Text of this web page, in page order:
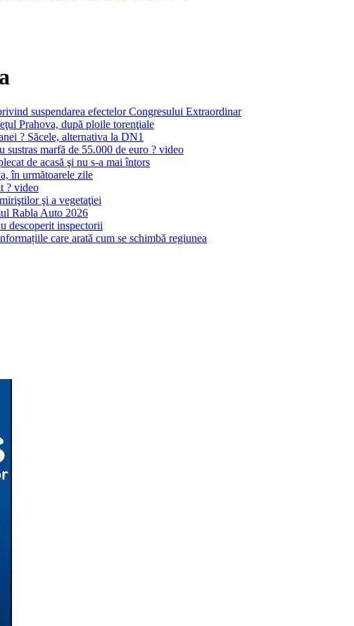
suspendarea efectelor Congresului Extraordinar
Prahova, după ploile torenţiale
? Săcele, alternativa la DN1
marfă de 55.000 de euro ? video
de acasă şi nu s-a mai întors
în următoarele zile
? video
şi a vegetaţiei
Rabla Auto 2026
descoperit inspectorii
care arată cum se schimbă regiunea